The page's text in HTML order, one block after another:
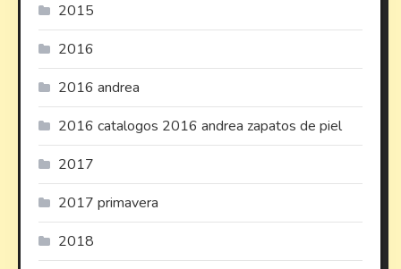
2015
2016
2016 andrea
2016 catalogos 2016 andrea zapatos de piel
2017
2017 primavera
2018